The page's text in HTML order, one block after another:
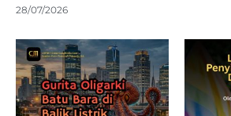
28/07/2026